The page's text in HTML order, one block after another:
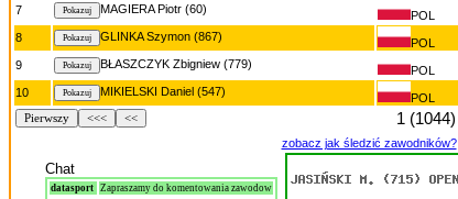
7 MAGIERA Piotr (60) POL
8 GLINKA Szymon (867) POL
9 BŁASZCZYK Zbigniew (779) POL
10 MIKIELSKI Daniel (547) POL
Pierwszy <<< << 1 (1044)
Chat
datasport Zapraszamy do komentowania zawodow
zobacz jak śledzić zawodników?